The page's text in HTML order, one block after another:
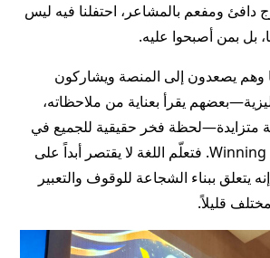
دافئ ومفعم بالمشاعر، احتفلنا فيه ليس
بل بمن أصبحوا عليه.
وهم يصعدون إلى المنصة ويشاركون
يقرأ بعناية من ملاحظاته،
متزايدة—لحظة فخر حقيقية للجميع في
Winning English Academy. فتعلّم اللغة لا يقتصر أبداً على
يتعلق ببناء الشجاعة للوقوف والتعبير
قليلاً.